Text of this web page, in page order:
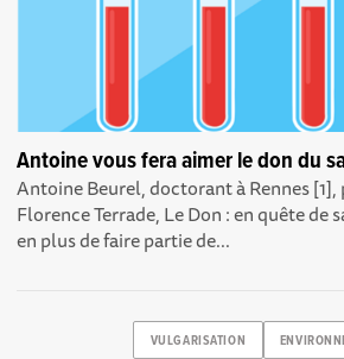
Antoine vous fera aimer le don du
Antoine Beurel, doctorant à Rennes
Florence Terrade, Le Don : en quête de
en plus de faire partie de...
VULGARISATION